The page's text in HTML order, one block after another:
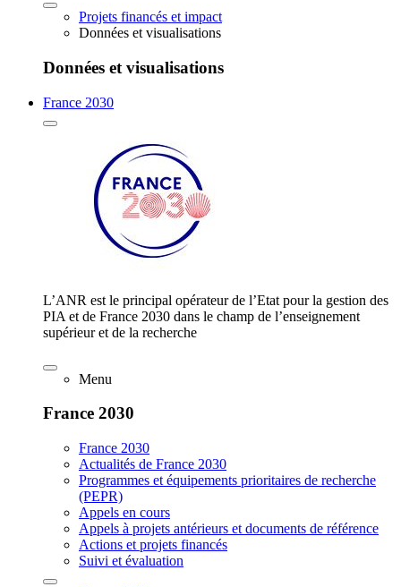
Projets financés et impact
Données et visualisations
Données et visualisations
France 2030
L’ANR est le principal opérateur de l’Etat pour la gestion des
PIA et de France 2030 dans le champ de l’enseignement
supérieur et de la recherche
Menu
France 2030
France 2030
Actualités de France 2030
Programmes et équipements prioritaires de recherche
(PEPR)
Appels en cours
Appels à projets antérieurs et documents de référence
Actions et projets financés
Suivi et évaluation